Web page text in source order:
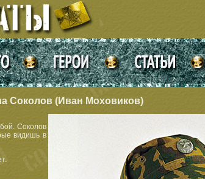
Соколов (Иван Моховиков)
Соколов
видишь в